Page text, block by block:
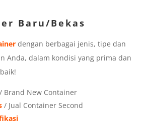
Baru/Bekas
dengan berbagai jenis, tipe dan
Anda, dalam kondisi yang prima dan
/ Brand New Container
/ Jual Container Second